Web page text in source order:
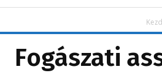
Fogászati